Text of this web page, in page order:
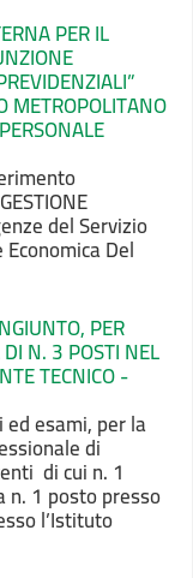
PER IL
METROPOLITANO
del Servizio
Economica Del
PER
N. 3 POSTI NEL
TECNICO -
esami,per la
di
di cuin. 1
n. 1 postopresso
l’Istituto